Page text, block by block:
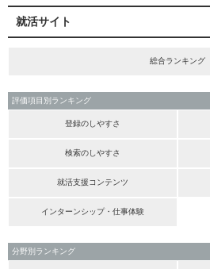
就活サイト
総合ランキング
評価項目別ランキング
登録のしやすさ
検索のしやすさ
就活支援コンテンツ
インターンシップ・仕事体験
分野別ランキング